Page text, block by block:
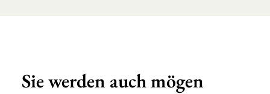
Sie werden auch mögen